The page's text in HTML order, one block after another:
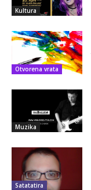
Kultura
Otvorena vrata
Muzika
Satatatira